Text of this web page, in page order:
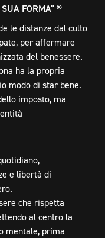
SUA FORMA”®
le distanze dal culto
per affermare
del benessere.
ha la propria
modo di star bene.
imposto, ma
e libertà di
che rispetta
al centro la
mentale, prima